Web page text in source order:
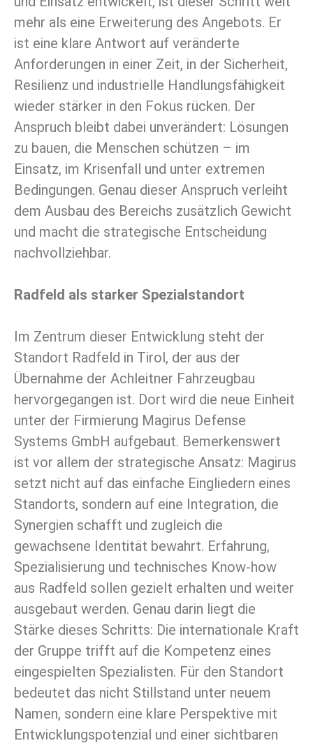
mehr als eine Erweiterung des Angebots. Er
ist eine klare Antwort auf veränderte
Anforderungen in einer Zeit, in der Sicherheit,
Resilienz und industrielle Handlungsfähigkeit
wieder stärker in den Fokus rücken. Der
Anspruch bleibt dabei unverändert: Lösungen
zu bauen, die Menschen schützen – im
Einsatz, im Krisenfall und unter extremen
Bedingungen. Genau dieser Anspruch verleiht
dem Ausbau des Bereichs zusätzlich Gewicht
und macht die strategische Entscheidung
nachvollziehbar.
Radfeld als starker Spezialstandort
Im Zentrum dieser Entwicklung steht der
Standort Radfeld in Tirol, der aus der
Übernahme der Achleitner Fahrzeugbau
hervorgegangen ist. Dort wird die neue Einheit
unter der Firmierung Magirus Defense
Systems GmbH aufgebaut. Bemerkenswert
ist vor allem der strategische Ansatz: Magirus
setzt nicht auf das einfache Eingliedern eines
Standorts, sondern auf eine Integration, die
Synergien schafft und zugleich die
gewachsene Identität bewahrt. Erfahrung,
Spezialisierung und technisches Know-how
aus Radfeld sollen gezielt erhalten und weiter
ausgebaut werden. Genau darin liegt die
Stärke dieses Schritts: Die internationale Kraft
der Gruppe trifft auf die Kompetenz eines
eingespielten Spezialisten. Für den Standort
bedeutet das nicht Stillstand unter neuem
Namen, sondern eine klare Perspektive mit
Entwicklungspotenzial und einer sichtbaren